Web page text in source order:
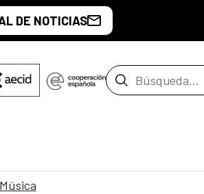
DE NOTICIAS
Barra de